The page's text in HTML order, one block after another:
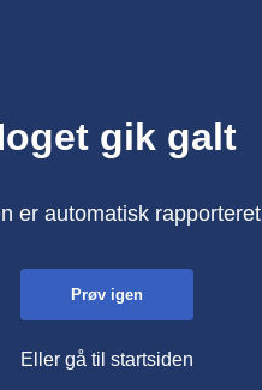
gik galt
er automatisk rapporteret
Prøv igen
Eller gå til startsiden